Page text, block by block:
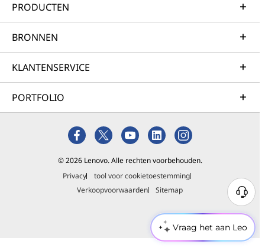
Vraag het aan Leo
PRODUCTEN
BRONNEN
KLANTENSERVICE
PORTFOLIO
© 2026 Lenovo. Alle rechten voorbehouden.
Privacy
tool voor cookietoestemming
Verkoopvoorwaarden
Sitemap